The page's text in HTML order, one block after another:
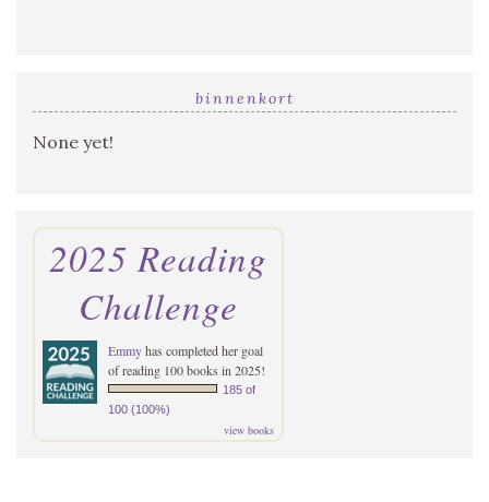
binnenkort
None yet!
2025 Reading
Challenge
Emmyhas completed her goal
of reading 100 books in 2025!
185 of
100 (100%)
view books